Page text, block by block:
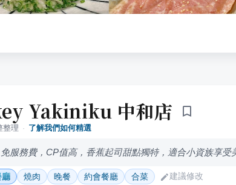
Yakiniku 中和店
整理 · 了解我們如何精選
服務費，CP值高，香蕉起司甜點獨特，適合小資族享受
廳 燒肉 晚餐 約會餐廳 合菜 建議修改